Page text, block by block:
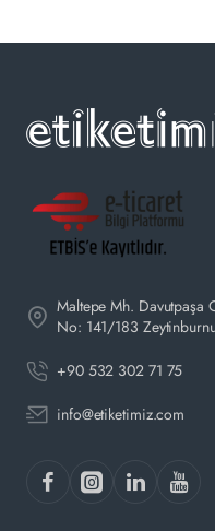
Maltepe Mh. Davutpaşa
No: 141/183
+90 532 302 71 75
info@etiketimiz.com